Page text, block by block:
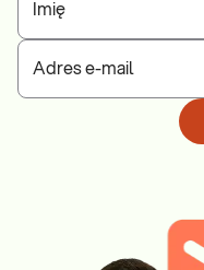
Imię
Adres e-mail